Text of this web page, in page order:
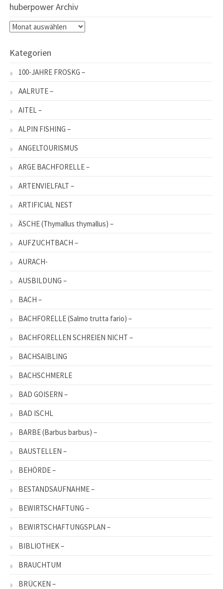
huberpower Archiv
huberpower
Kategorien
100-JAHRE FROSKG –
AALRUTE –
AITEL –
ALPIN FISHING –
ANGELTOURISMUS
ARGE BACHFORELLE –
ARTENVIELFALT –
ARTIFICIAL NEST
ÄSCHE (Thymallus thymallus) –
AUFZUCHTBACH –
AURACH-
AUSBILDUNG –
BACH –
BACHFORELLE (Salmo trutta fario) –
BACHFORELLEN SCHREIEN NICHT –
BACHSAIBLING
BACHSCHMERLE
BAD GOISERN –
BAD ISCHL
BARBE (Barbus barbus) –
BAUSTELLEN –
BEHÖRDE –
BESTANDSAUFNAHME –
BEWIRTSCHAFTUNG –
BEWIRTSCHAFTUNGSPLAN –
BIBLIOTHEK –
BRAUCHTUM
BRÜCKEN –